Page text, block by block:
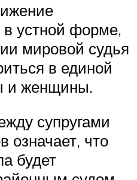
в устной форме,
мировой судья
в единой
и женщины.
супругами
означает, что
будет